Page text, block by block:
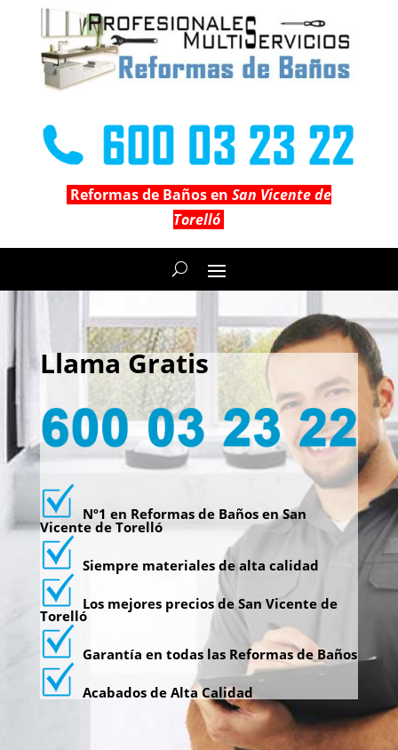
Reformas de Baños en San Vicente de
Torelló
Llama Gratis
Nº1 en Reformas de Baños en San
Vicente de Torelló
Siempre materiales de alta calidad
Los mejores precios de San Vicente de
Torelló
Garantía en todas las Reformas de Baños
Acabados de Alta Calidad